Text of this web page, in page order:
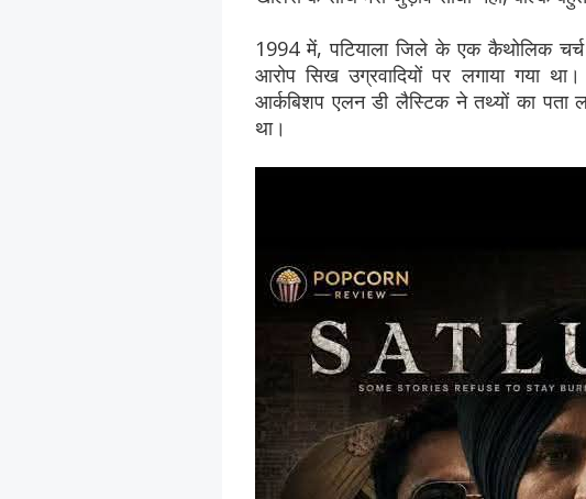
1994 में, पटियाला जिले के एक कैथोलिक
आरोप सिख उग्रवादियों पर लगाया गया
आर्कबिशप एलन डी लैस्टिक ने तथ्यों का पता
था।